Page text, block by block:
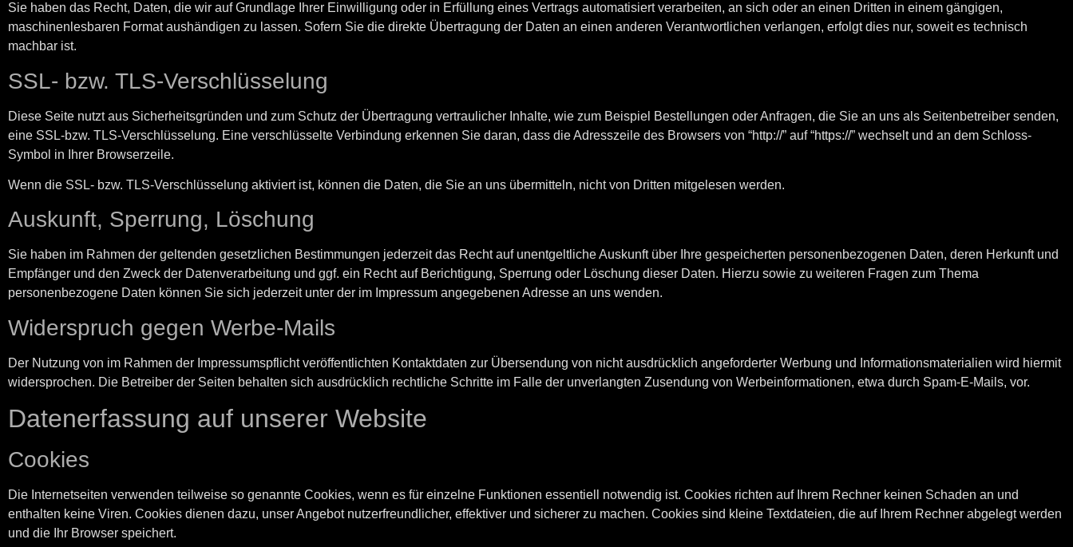
Sie haben das Recht, Daten, die wir auf Grundlage Ihrer Einwilligung oder in Erfüllung eines Vertrags automatisiert verarbeiten, an sich oder an einen Dritten in einem gängigen,
maschinenlesbaren Format aushändigen zu lassen. Sofern Sie die direkte Übertragung der Daten an einen anderen Verantwortlichen verlangen, erfolgt dies nur, soweit es technisch
machbar ist.
SSL- bzw. TLS-Verschlüsselung
Diese Seite nutzt aus Sicherheitsgründen und zum Schutz der Übertragung vertraulicher Inhalte, wie zum Beispiel Bestellungen oder Anfragen, die Sie an uns als Seitenbetreiber senden,
eine SSL-bzw. TLS-Verschlüsselung. Eine verschlüsselte Verbindung erkennen Sie daran, dass die Adresszeile des Browsers von “http://” auf “https://” wechselt und an dem Schloss-
Symbol in Ihrer Browserzeile.
Wenn die SSL- bzw. TLS-Verschlüsselung aktiviert ist, können die Daten, die Sie an uns übermitteln, nicht von Dritten mitgelesen werden.
Auskunft, Sperrung, Löschung
Sie haben im Rahmen der geltenden gesetzlichen Bestimmungen jederzeit das Recht auf unentgeltliche Auskunft über Ihre gespeicherten personenbezogenen Daten, deren Herkunft und
Empfänger und den Zweck der Datenverarbeitung und ggf. ein Recht auf Berichtigung, Sperrung oder Löschung dieser Daten. Hierzu sowie zu weiteren Fragen zum Thema
personenbezogene Daten können Sie sich jederzeit unter der im Impressum angegebenen Adresse an uns wenden.
Widerspruch gegen Werbe-Mails
Der Nutzung von im Rahmen der Impressumspflicht veröffentlichten Kontaktdaten zur Übersendung von nicht ausdrücklich angeforderter Werbung und Informationsmaterialien wird hiermit
widersprochen. Die Betreiber der Seiten behalten sich ausdrücklich rechtliche Schritte im Falle der unverlangten Zusendung von Werbeinformationen, etwa durch Spam-E-Mails, vor.
Datenerfassung auf unserer Website
Cookies
Die Internetseiten verwenden teilweise so genannte Cookies, wenn es für einzelne Funktionen essentiell notwendig ist. Cookies richten auf Ihrem Rechner keinen Schaden an und
enthalten keine Viren. Cookies dienen dazu, unser Angebot nutzerfreundlicher, effektiver und sicherer zu machen. Cookies sind kleine Textdateien, die auf Ihrem Rechner abgelegt werden
und die Ihr Browser speichert.